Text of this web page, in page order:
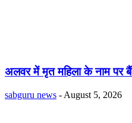
अलवर में मृत महिला के नाम पर
sabguru news - August 5, 2026